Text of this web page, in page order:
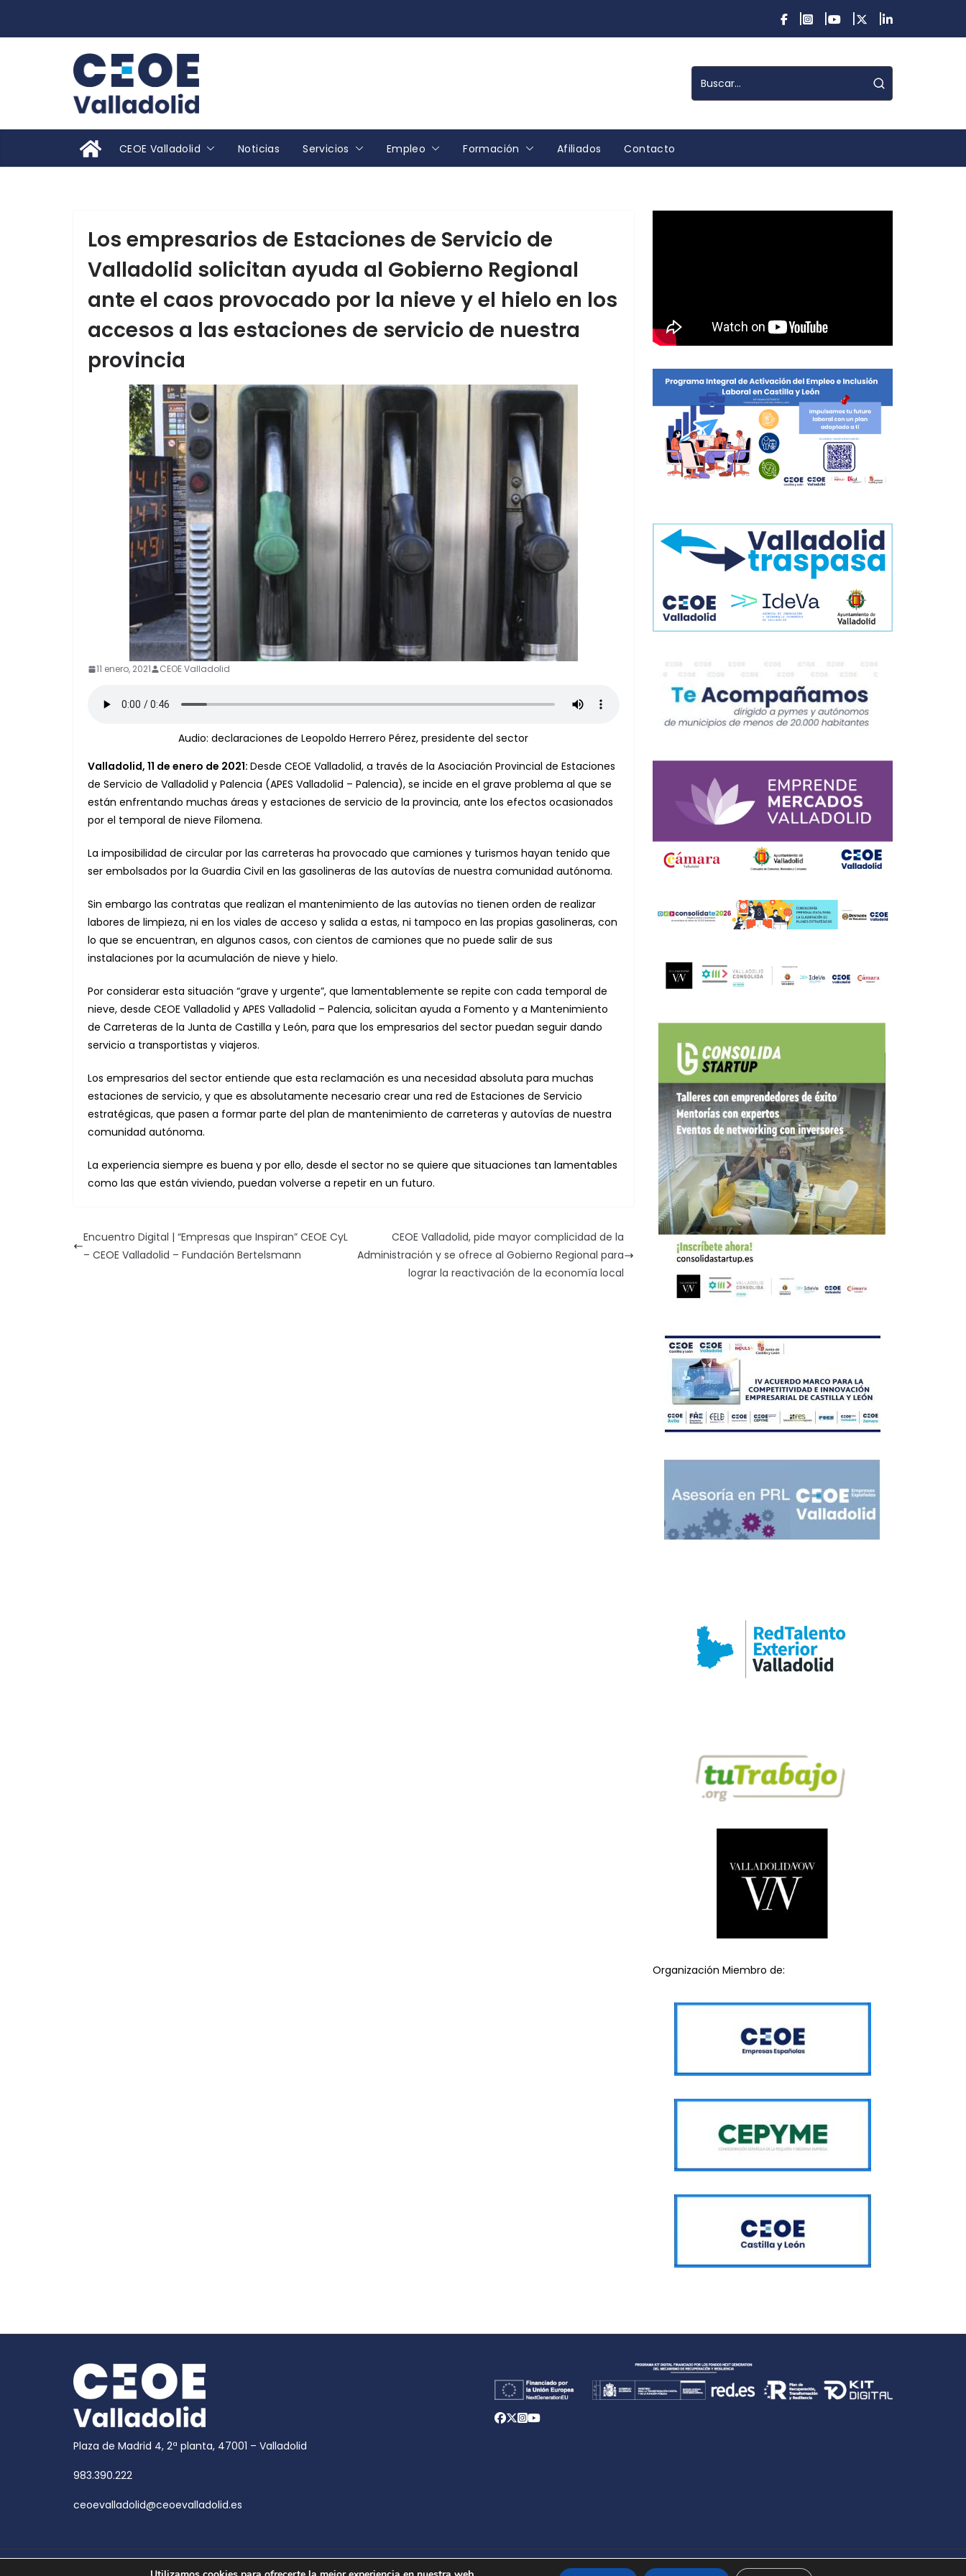
CEOE Valladolid Noticias Servicios Empleo Formación Afiliados Contacto
Los empresarios de Estaciones de Servicio de
Valladolid solicitan ayuda al Gobierno Regional
ante el caos provocado por la nieve y el hielo en los
accesos a las estaciones de servicio de nuestra
provincia
11 enero, 2021 CEOE Valladolid
Audio: declaraciones de Leopoldo Herrero Pérez, presidente del sector
Valladolid, 11 de enero de 2021: Desde CEOE Valladolid, a través de la Asociación Provincial de Estaciones
de Servicio de Valladolid y Palencia (APES Valladolid – Palencia), se incide en el grave problema al que se
están enfrentando muchas áreas y estaciones de servicio de la provincia, ante los efectos ocasionados
por el temporal de nieve Filomena.
La imposibilidad de circular por las carreteras ha provocado que camiones y turismos hayan tenido que
ser embolsados por la Guardia Civil en las gasolineras de las autovías de nuestra comunidad autónoma.
Sin embargo las contratas que realizan el mantenimiento de las autovías no tienen orden de realizar
labores de limpieza, ni en los viales de acceso y salida a estas, ni tampoco en las propias gasolineras, con
lo que se encuentran, en algunos casos, con cientos de camiones que no puede salir de sus
instalaciones por la acumulación de nieve y hielo.
Por considerar esta situación “grave y urgente”, que lamentablemente se repite con cada temporal de
nieve, desde CEOE Valladolid y APES Valladolid – Palencia, solicitan ayuda a Fomento y a Mantenimiento
de Carreteras de la Junta de Castilla y León, para que los empresarios del sector puedan seguir dando
servicio a transportistas y viajeros.
Los empresarios del sector entiende que esta reclamación es una necesidad absoluta para muchas
estaciones de servicio, y que es absolutamente necesario crear una red de Estaciones de Servicio
estratégicas, que pasen a formar parte del plan de mantenimiento de carreteras y autovías de nuestra
comunidad autónoma.
La experiencia siempre es buena y por ello, desde el sector no se quiere que situaciones tan lamentables
como las que están viviendo, puedan volverse a repetir en un futuro.
Encuentro Digital | “Empresas que Inspiran” CEOE CyL
– CEOE Valladolid – Fundación Bertelsmann
CEOE Valladolid, pide mayor complicidad de la
Administración y se ofrece al Gobierno Regional para
lograr la reactivación de la economía local
Organización Miembro de:
Plaza de Madrid 4, 2ª planta, 47001 – Valladolid
983.390.222
ceoevalladolid@ceoevalladolid.es